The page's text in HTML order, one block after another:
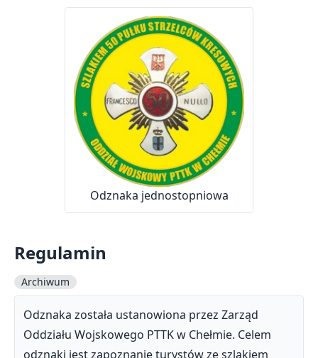
Odznaka jednostopniowa
Regulamin
Archiwum
Odznaka została ustanowiona przez Zarząd
Oddziału Wojskowego PTTK w Chełmie. Celem
odznaki jest zapoznanie turystów ze szlakiem